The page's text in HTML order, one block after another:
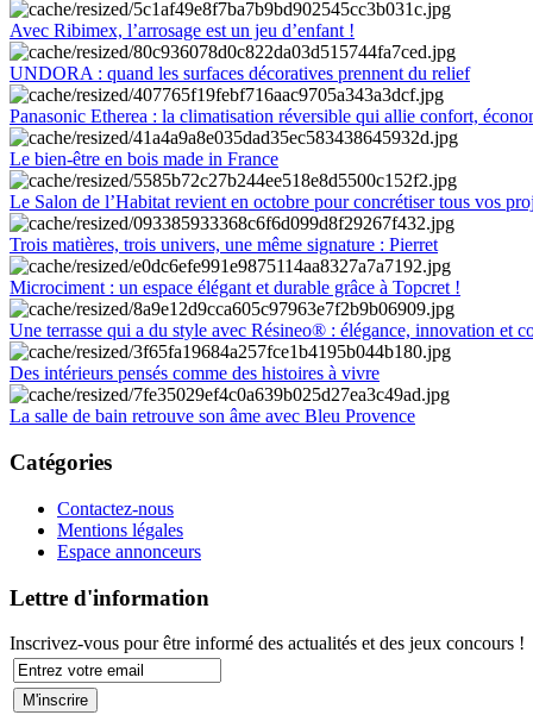
Avec Ribimex, l’arrosage est un jeu d’enfant !
UNDORA : quand les surfaces décoratives prennent du relief
Panasonic Etherea : la climatisation réversible qui allie confort,
Le bien-être en bois made in France
Le Salon de l’Habitat revient en octobre pour concrétiser tous vos
Trois matières, trois univers, une même signature : Pierret
Microciment : un espace élégant et durable grâce à Topcret !
Une terrasse qui a du style avec Résineo® : élégance, innovation et
Des intérieurs pensés comme des histoires à vivre
La salle de bain retrouve son âme avec Bleu Provence
Catégories
Contactez-nous
Mentions légales
Espace annonceurs
Lettre d'information
Inscrivez-vous pour être informé des actualités et des jeux concours !